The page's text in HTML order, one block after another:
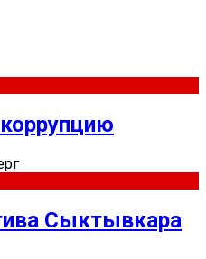
Сыктывкара